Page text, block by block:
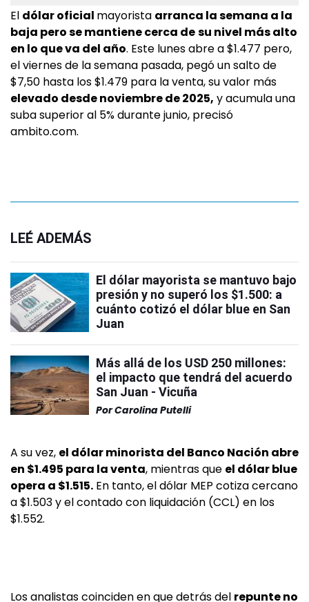
El dólar oficial mayorista arranca la semana a la
baja pero se mantiene cerca desu nivel más alto
en lo que va del año. Este lunes abre a $1.477 pero,
el viernes de la semana pasada, pegó un salto de
$7,50 hasta los $1.479 para la venta, su valor más
elevado desde noviembre de 2025, y acumula una
suba superior al 5% durante junio, precisó
ambito.com.
LEÉ ADEMÁS
El dólar mayorista se mantuvo bajo
presión y no superó los $1.500: a
cuánto cotizó el dólar blue en San
Juan
Más allá de los USD 250 millones:
el impacto que tendrá del acuerdo
San Juan - Vicuña
PorCarolina Putelli
A su vez, el dólar minorista del Banco Nación abre
en $1.495 para la venta, mientras que el dólar blue
opera a $1.515. En tanto, el dólar MEP cotiza cercano
a $1.503 y el contado con liquidación (CCL) en los
$1.552.
Los analistas coinciden en que detrás del repunte no